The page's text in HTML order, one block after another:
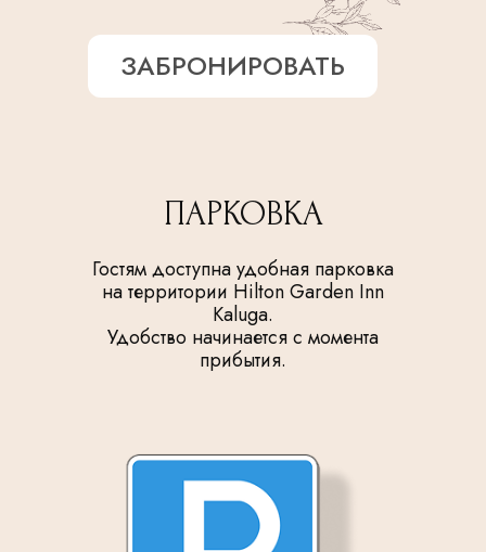
ЗАБРОНИРОВАТЬ
ПАРКОВКА
Гостям доступна удобная парковка
на территории Hilton Garden Inn
Kaluga.
Удобство начинается с момента
прибытия.